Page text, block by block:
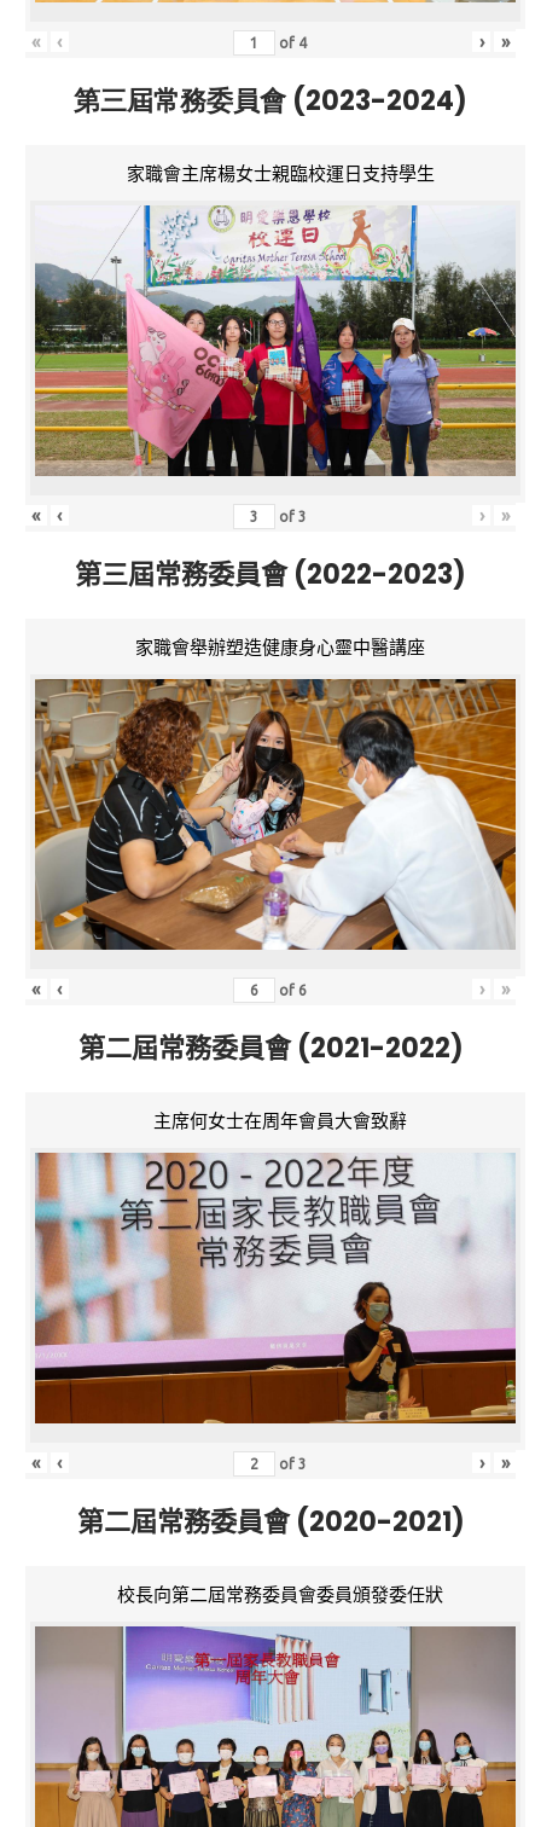
« ‹ of 4 › »
第三屆常務委員會 (2023-2024)
家職會主席楊女士親臨校運日支持學生
« ‹ of3 › »
第三屆常務委員會 (2022-2023)
家職會舉辦塑造健康身心靈中醫講座
« ‹ of 6 › »
第二屆常務委員會 (2021-2022)
主席何女士在周年會員大會致辭
« ‹ of3 › »
第二屆常務委員會 (2020-2021)
校長向第二屆常務委員會委員頒發委任狀